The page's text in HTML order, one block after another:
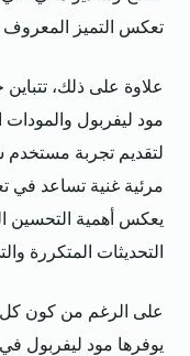
تعكس التميز المعروف
علاوة على ذلك،
مود ليفربول
لتقديم تجربة
مرئية غنية تساعد في
يعكس أهمية التحسين
التحديثات المتكررة
على الرغم من كون كل